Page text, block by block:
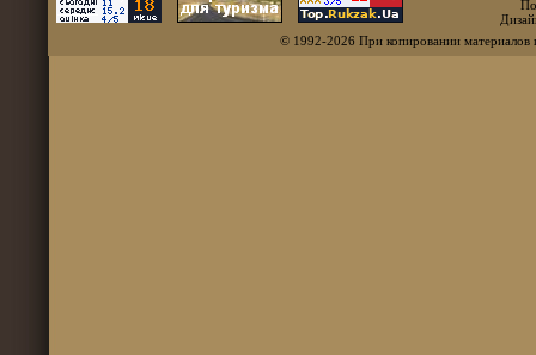
© 1992-2026 При копировании материалов